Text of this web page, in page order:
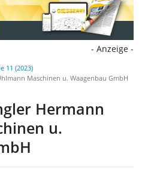
- Anzeige -
11 (2023)
Maschinen u. Waagenbau GmbH
Hermann
u.